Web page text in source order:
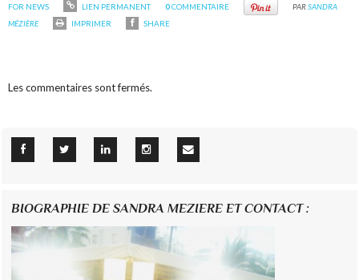
FOR NEWS
LIEN PERMANENT 0COMMENTAIRE PAR SANDRA
MÉZIÈRE
IMPRIMER SHARE
Les commentaires sont fermés.
BIOGRAPHIE DE SANDRA MEZIERE ET CONTACT :